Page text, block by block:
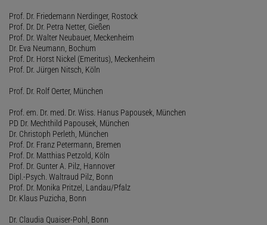
Prof. Dr. Friedemann Nerdinger, Rostock
Prof. Dr. Dr. Petra Netter, Gießen
Prof. Dr. Walter Neubauer, Meckenheim
Dr. Eva Neumann, Bochum
Prof. Dr. Horst Nickel (Emeritus), Meckenheim
Prof. Dr. Jürgen Nitsch, Köln
Prof. Dr. Rolf Oerter, München
Prof. em. Dr. med. Dr. Wiss. Hanus Papousek, München
PD Dr. Mechthild Papousek, München
Dr. Christoph Perleth, München
Prof. Dr. Franz Petermann, Bremen
Prof. Dr. Matthias Petzold, Köln
Prof. Dr. Gunter A. Pilz, Hannover
Dipl.-Psych. Waltraud Pilz, Bonn
Prof. Dr. Monika Pritzel, Landau/Pfalz
Dr. Klaus Puzicha, Bonn
Dr. Claudia Quaiser-Pohl, Bonn